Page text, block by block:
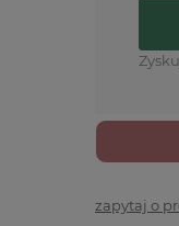
zapytaj o